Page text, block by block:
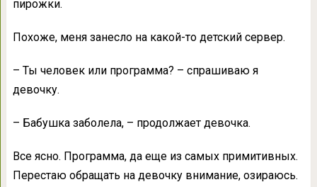
пирожки.
Похоже, меня занесло на какой-то детский сервер.
– Ты человек или программа? – спрашиваю я
девочку.
– Бабушка заболела, – продолжает девочка.
Все ясно. Программа, да еще из самых примитивных.
Перестаю обращать на девочку внимание, озираюсь.